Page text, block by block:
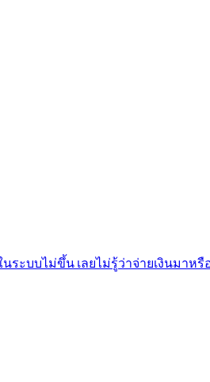
ะบบไม่ขึ้น เลยไม่รู้ว่าจ่ายเงินมาห